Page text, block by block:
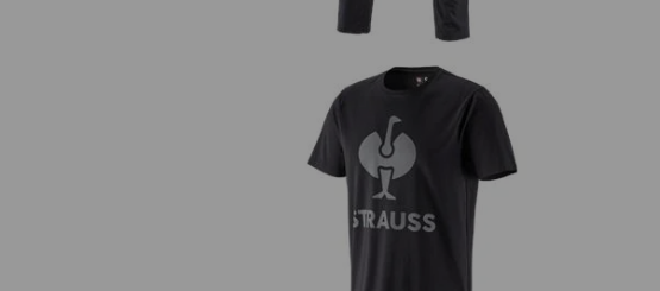
T-shirt e.s.concrete